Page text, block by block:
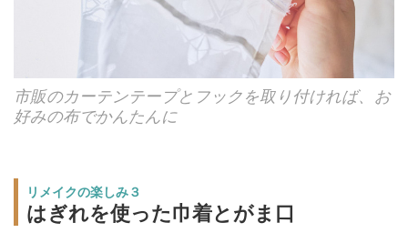
市販のカーテンテープとフックを取り付ければ、お
好みの布でかんたんに
リメイクの楽しみ３
はぎれを使った巾着とがま口